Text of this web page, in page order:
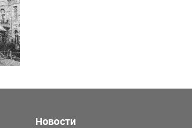
Новости